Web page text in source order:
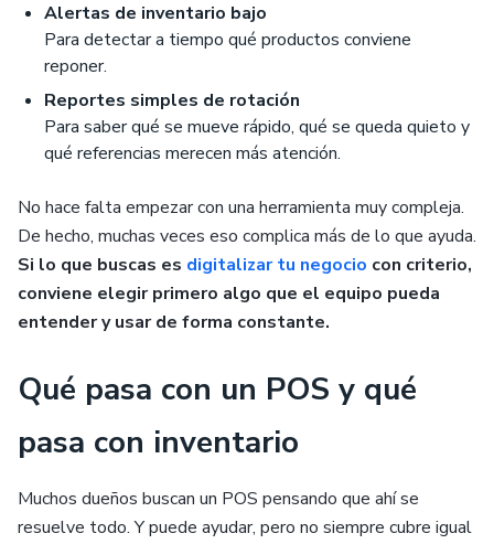
Alertas de inventario bajo
Para detectar a tiempo qué productos conviene
reponer.
Reportes simples de rotación
Para saber qué se mueve rápido, qué se queda quieto y
qué referencias merecen más atención.
No hace falta empezar con una herramienta muy compleja.
De hecho, muchas veces eso complica más de lo que ayuda.
Si lo que buscas es digitalizar tu negocio con criterio,
conviene elegir primero algo que el equipo pueda
entender y usar de forma constante.
Qué pasa con un POS y qué
pasa con inventario
Muchos dueños buscan un POS pensando que ahí se
resuelve todo. Y puede ayudar, pero no siempre cubre igual